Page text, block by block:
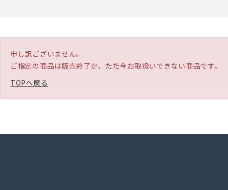
申し訳ございません。
ご指定の商品は販売終了か、ただ今お取扱いできない商品です。
TOPへ戻る